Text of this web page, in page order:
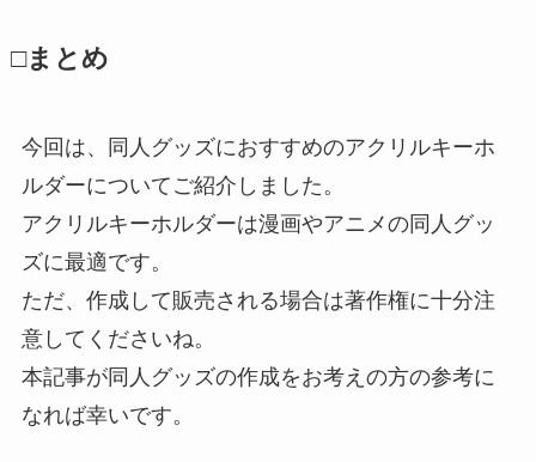
□まとめ
今回は、同人グッズにおすすめのアクリルキーホ
ルダーについてご紹介しました。
アクリルキーホルダーは漫画やアニメの同人グッ
ズに最適です。
ただ、作成して販売される場合は著作権に十分注
意してくださいね。
本記事が同人グッズの作成をお考えの方の参考に
なれば幸いです。